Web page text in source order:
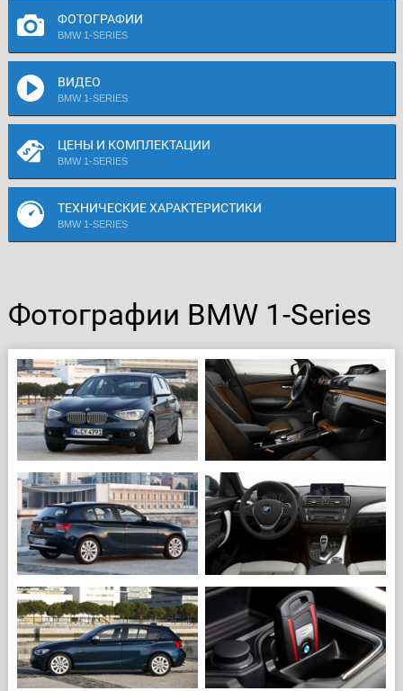
ФОТОГРАФИИ
BMW 1-SERIES
ВИДЕО
BMW 1-SERIES
ЦЕНЫ И КОМПЛЕКТАЦИИ
BMW 1-SERIES
ТЕХНИЧЕСКИЕ ХАРАКТЕРИСТИКИ
BMW 1-SERIES
Фотографии BMW 1-Series